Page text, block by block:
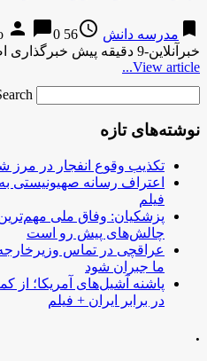
bookmark مدرسه دانش access_time
56 years ago
person chat_bubble0
خبرآنلاین-9 دقیقه پیش خبرگذاری اصفحان تلگرام
View article...
…
نوشته‌های تازه
تکذیب وقوع انفجار در مرز
اعتراف رسانه صهیونیستی
فیلم
پزشکیان: وفاق ملی مهم‌ترین
چالش‌های پیش رو است
عراقچی در تماس وزیرخارجه
ما جبران شود
پاشنه آشیل‌های آمریکا؛ از
در برابر ایران + فیلم
.